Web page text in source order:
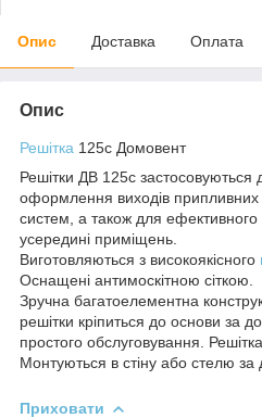
Опис Доставка Оплата
Опис
Решітка 125с Домовент
Решітки ДВ 125с застосовуються
оформлення виходів припливних
систем, а також для ефективного
усередині приміщень.
Виготовляються з високоякісного
Оснащені антимоскітною сіткою.
Зручна багатоелементна
решітки кріпиться до основи за
простого обслуговування.
Монтуються в стіну або стелю за
Приховати